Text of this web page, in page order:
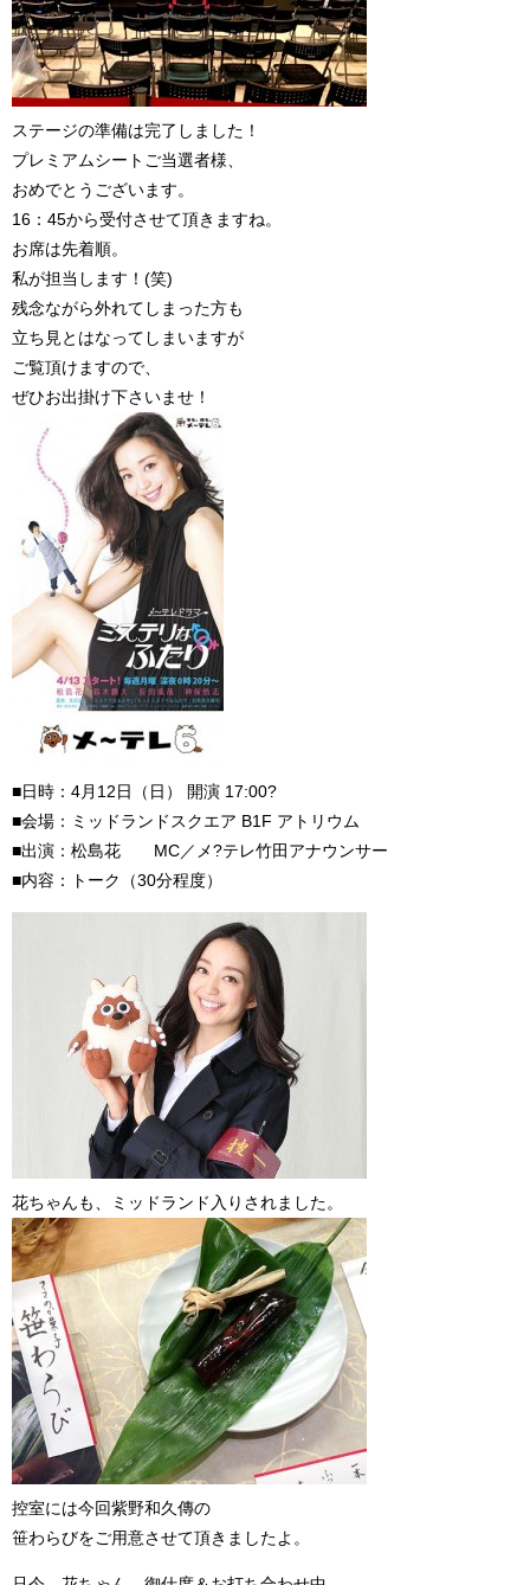
ステージの準備は完了しました！
プレミアムシートご当選者様、
おめでとうございます。
16：45から受付させて頂きますね。
お席は先着順。
私が担当します！(笑)
残念ながら外れてしまった方も
立ち見とはなってしまいますが
ご覧頂けますので、
ぜひお出掛け下さいませ！
■日時：4月12日（日） 開演 17:00?
■会場：ミッドランドスクエア B1F アトリウム
■出演：松島花 MC／メ?テレ竹田アナウンサー
■内容：トーク（30分程度）
花ちゃんも、ミッドランド入りされました。
控室には今回紫野和久傳の
笹わらびをご用意させて頂きましたよ。